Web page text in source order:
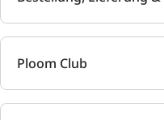
Ploom Club